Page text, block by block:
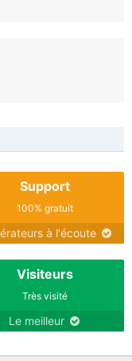
Support
100% gratuit
à l'écoute
Visiteurs
Très visité
Le meilleur